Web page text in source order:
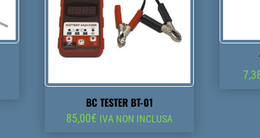
BC TESTER BT-01
85,00€ IVA NON INCLUSA